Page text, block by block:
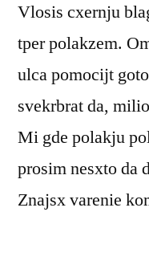
Vlosis cxernju
tper polakzem.
ulca pomocijt
svekrbrat da,
Mi gde polakju
prosim nesxto da
Znajsx varenie